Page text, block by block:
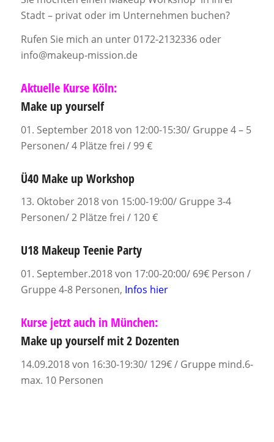
Stadt – privat oder im Unternehmen buchen?
Rufen Sie mich an unter 0172-2132336 oder
info@makeup-mission.de
Aktuelle Kurse Köln:
Make up yourself
01. September 2018 von 12:00-15:30/ Gruppe 4 – 5
Personen/ 4 Plätze frei / 99 €
Ü40 Make up Workshop
13. Oktober 2018 von 15:00-19:00/ Gruppe 3-4
Personen/ 2 Plätze frei / 120 €
U18 Makeup Teenie Party
01. September.2018 von 17:00-20:00/ 69€ Person /
Gruppe 4-8 Personen, Infos hier
Kurse jetzt auch in München:
Make up yourselfmit 2 Dozenten
14.09.2018 von 16:30-19:30/ 129€ / Gruppe mind.6-
max. 10 Personen